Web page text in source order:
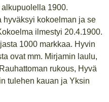
1900.
hyväksyi kokoelman ja se
ilmestyi 20.4.1900.
1000 markkaa. Hyvin
ovat mm. Mirjamin laulu,
rukous, Hyvä
tulehen kauan ja Yksin